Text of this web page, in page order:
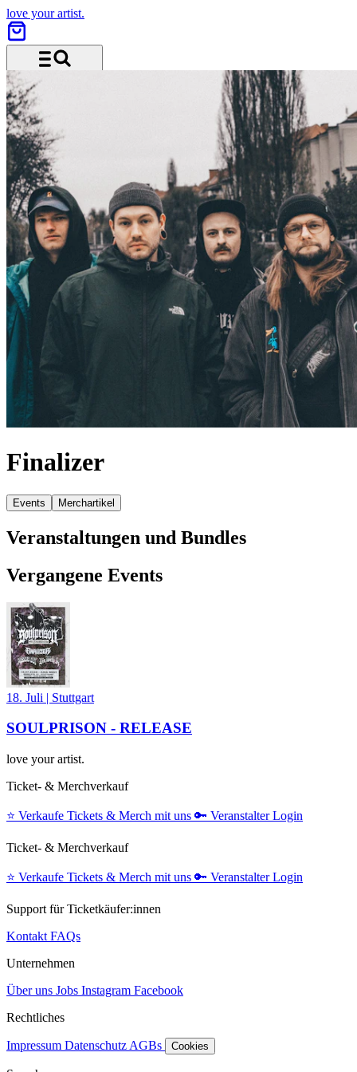
love your artist.
Menü und Suche
Finalizer
Events Merchartikel
Veranstaltungen und Bundles
Vergangene Events
18. Juli | Stuttgart
SOULPRISON - RELEASE
love your artist.
Ticket- & Merchverkauf
⭐️ Verkaufe Tickets & Merch mit uns 🔑 Veranstalter Login
Ticket- & Merchverkauf
⭐️ Verkaufe Tickets & Merch mit uns 🔑 Veranstalter Login
Support für Ticketkäufer:innen
Kontakt FAQs
Unternehmen
Über uns Jobs Instagram Facebook
Rechtliches
Impressum Datenschutz AGBs Cookies